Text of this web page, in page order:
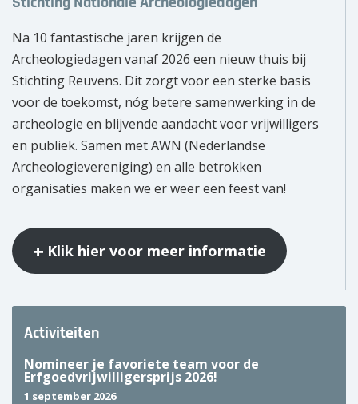
Stichting Nationale Archeologiedagen
Na 10 fantastische jaren krijgen de
Archeologiedagen vanaf 2026 een nieuw thuis bij
Stichting Reuvens. Dit zorgt voor een sterke basis
voor de toekomst, nóg betere samenwerking in de
archeologie en blijvende aandacht voor vrijwilligers
en publiek. Samen met AWN (Nederlandse
Archeologievereniging) en alle betrokken
organisaties maken we er weer een feest van!
Klik hier voor meer informatie
Activiteiten
Nomineer je favoriete team voor de
Erfgoedvrijwilligersprijs 2026!
1 september 2026